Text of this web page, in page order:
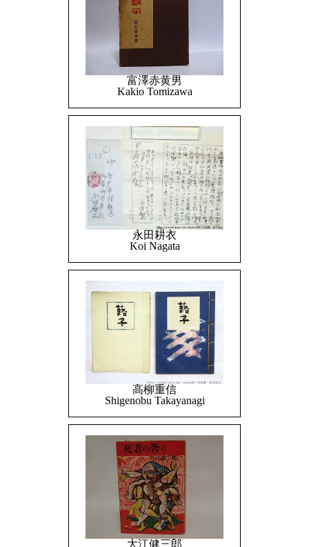
富澤赤黄男
Kakio Tomizawa
永田耕衣
Koi Nagata
高柳重信
Shigenobu Takayanagi
大江健三郎